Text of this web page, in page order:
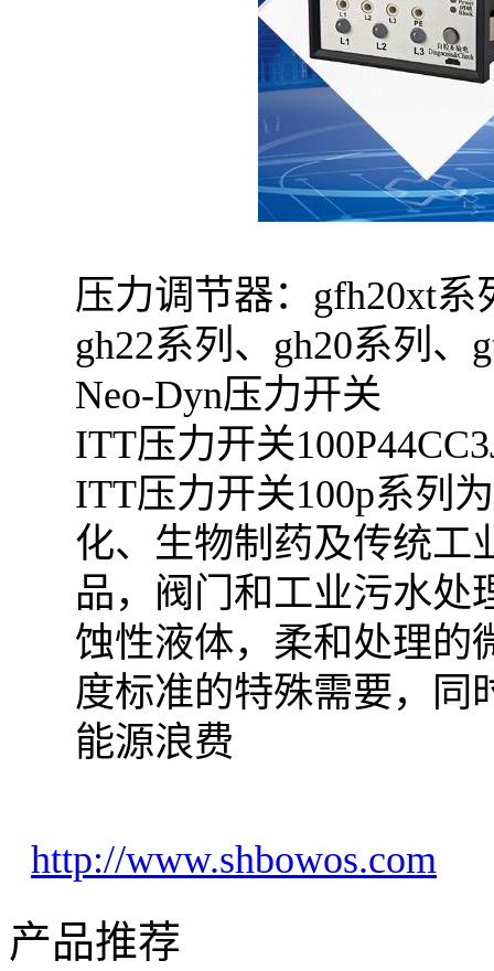
压力调节器：gfh20xt系
gh22系列、gh20系列、
Neo-Dyn压力开关
ITT压力开关
ITT压力开关100p系列
化、生物制药及传统工
品，阀门和工业污水处
蚀性液体，柔和处理的
度标准的特殊需要，同
能源浪费
http://www.shbowos.com
产品推荐